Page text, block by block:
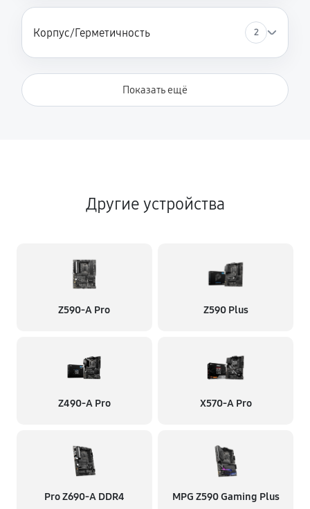
Корпус/Герметичность 2
Показать ещё
Другие устройства
Z590-A Pro Z590 Plus
Z490-A Pro X570-A Pro
Pro Z690-A DDR4 MPG Z590 Gaming Plus